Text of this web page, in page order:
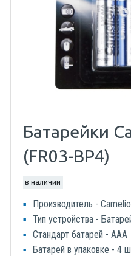
Батарейки
(FR03-BP4)
в наличии
Производитель -
Тип устройства -
Стандарт батарей - AAA
Батарей в упаковке - 4